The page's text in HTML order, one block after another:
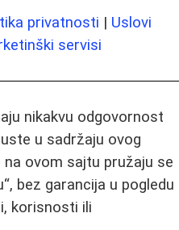
privatnosti | Uslovi
servisi
nikakvu odgovornost
u sadržaju ovog
ovom sajtu pružaju se
bez garancija u pogledu
korisnosti ili